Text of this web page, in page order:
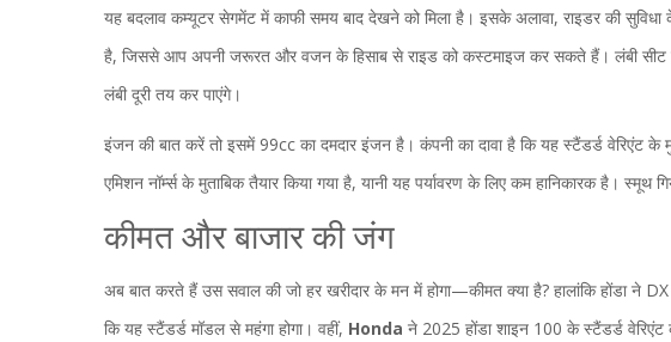
यह बदलाव कम्यूटर सेगमेंट में काफी समय बाद देखने को मिला है। इसके अलावा, राइडर की
है, जिससे आप अपनी जरूरत और वजन के हिसाब से राइड को कस्टमाइज कर सकते हैं। लंबी सीट
लंबी दूरी तय कर पाएंगे।
इंजन की बात करें तो इसमें 99cc का दमदार इंजन है। कंपनी का दावा है कि यह स्टैंडर्ड वेरिएंट
एमिशन नॉर्म्स के मुताबिक तैयार किया गया है, यानी यह पर्यावरण के लिए कम हानिकारक है। स्मूथ
कीमत और बाजार की जंग
अब बात करते हैं उस सवाल की जो हर खरीदार के मन में होगा—कीमत क्या है? हालांकि होंडा ने
कि यह स्टैंडर्ड मॉडल से महंगा होगा। वहीं, Honda ने 2025 होंडा शाइन 100 के स्टैंडर्ड